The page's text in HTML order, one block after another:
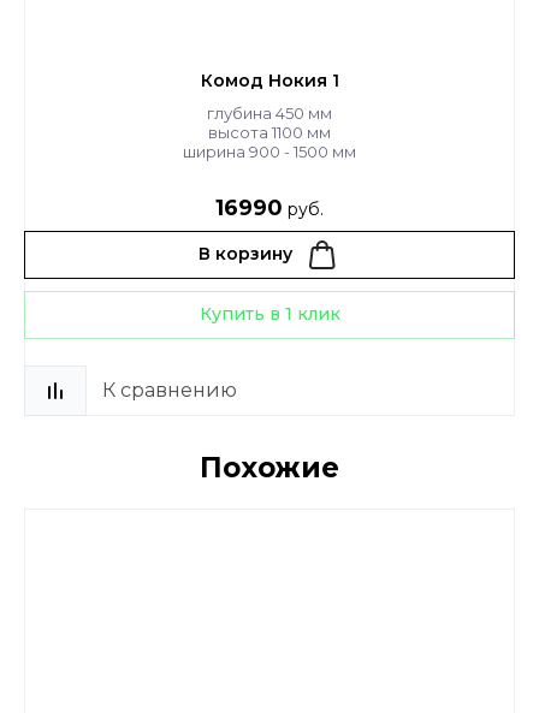
Комод Нокия 1
глубина 450 мм
высота 1100 мм
ширина 900 - 1500 мм
16990 руб.
В корзину
Купить в 1 клик
К сравнению
Похожие